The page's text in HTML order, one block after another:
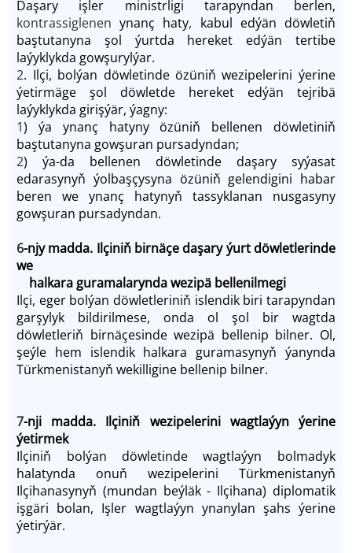
Daşary işler ministrligi tarapyndan berlen,
kontrassiglenenynanç haty, kabul edýän döwletiň
baştutanyna şol ýurtda hereket edýän tertibe
laýyklykda gowşurylýar.
2. Ilçi, bolýan döwletinde özüniň wezipelerini ýerine
ýetirmäge şol döwletde hereket edýän tejribä
laýyklykda girişýär, ýagny:
1) ýa ynanç hatyny özüniň bellenen döwletiniň
baştutanyna gowşuran pursadyndan;
2) ýa-da bellenen döwletinde daşary syýasat
edarasynyň ýolbaşçysyna özüniň gelendigini habar
beren we ynanç hatynyň tassyklanan nusgasyny
gowşuran pursadyndan.
6-njy madda. Ilçiniň birnäçe daşary ýurt döwletlerinde
we
halkara guramalarynda wezipä bellenilmegi
Ilçi, eger bolýan döwletleriniň islendik biri tarapyndan
garşylyk bildirilmese, onda ol şol bir wagtda
döwletleriň birnäçesinde wezipä bellenip bilner. Ol,
şeýle hem islendik halkara guramasynyň ýanynda
Türkmenistanyň wekilligine bellenip bilner.
7-nji madda. Ilçiniň wezipelerini wagtlaýyn ýerine
ýetirmek
Ilçiniň bolýan döwletinde wagtlaýyn bolmadyk
halatynda onuň wezipelerini Türkmenistanyň
Ilçihanasynyň (mundan beýläk - Ilçihana) diplomatik
işgäri bolan, Işler wagtlaýyn ynanylan şahs ýerine
ýetirýär.